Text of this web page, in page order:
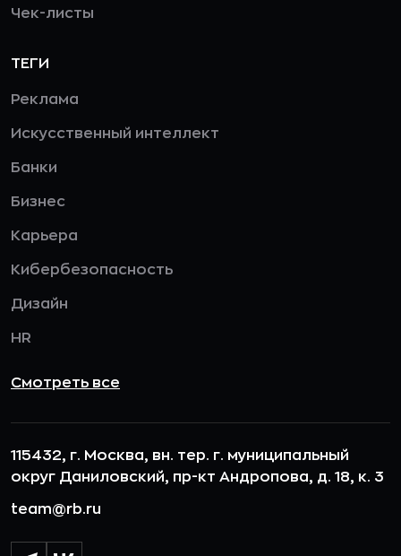
Чек-листы
ТЕГИ
Реклама
Искусственный интеллект
Банки
Бизнес
Карьера
Кибербезопасность
Дизайн
HR
Смотреть все
115432, г. Москва, вн. тер. г. муниципальный
округ Даниловский, пр-кт Андропова, д. 18, к. 3
team@rb.ru